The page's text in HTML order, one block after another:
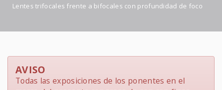
Lentes trifocales frente a bifocales con profundidad de foco
AVISO
Todas las exposiciones de los ponentes en el